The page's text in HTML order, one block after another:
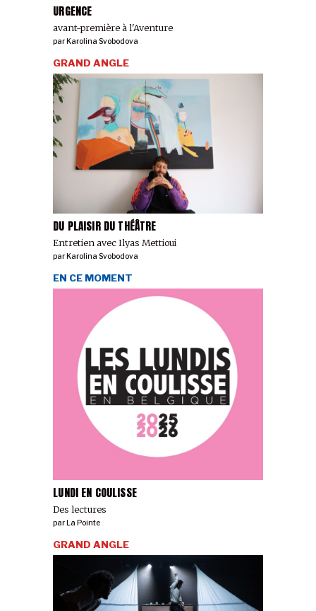
URGENCE
avant-première à l'Aventure
parKarolina Svobodova
DU PLAISIR DU THÉÂTRE
Entretien avec Ilyas Mettioui
GRAND ANGLE
par Karolina Svobodova
LUNDI EN COULISSE
Des lectures
EN CE MOMENT
parLa Pointe
GRAND ANGLE